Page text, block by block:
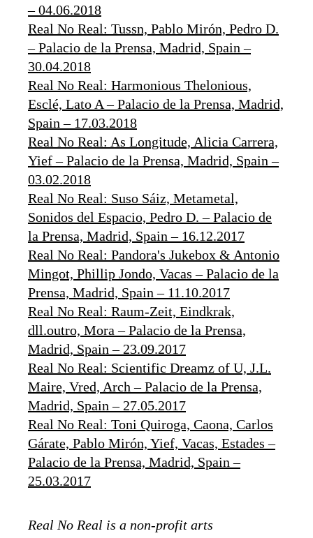
– 04.06.2018
Real No Real: Tussn, Pablo Mirón, Pedro D.
– Palacio de la Prensa, Madrid, Spain –
30.04.2018
Real No Real: Harmonious Thelonious,
Esclé, Lato A – Palacio de la Prensa, Madrid,
Spain – 17.03.2018
Real No Real: As Longitude, Alicia Carrera,
Yief – Palacio de la Prensa, Madrid, Spain –
03.02.2018
Real No Real: Suso Sáiz, Metametal,
Sonidos del Espacio, Pedro D. – Palacio de
la Prensa, Madrid, Spain – 16.12.2017
Real No Real: Pandora's Jukebox & Antonio
Mingot, Phillip Jondo, Vacas – Palacio de la
Prensa, Madrid, Spain – 11.10.2017
Real No Real: Raum-Zeit, Eindkrak,
dll.outro, Mora – Palacio de la Prensa,
Madrid, Spain – 23.09.2017
Real No Real: Scientific Dreamz of U, J.L.
Maire, Vred, Arch – Palacio de la Prensa,
Madrid, Spain – 27.05.2017
Real No Real: Toni Quiroga, Caona, Carlos
Gárate, Pablo Mirón, Yief, Vacas, Estades –
Palacio de la Prensa, Madrid, Spain –
25.03.2017
Real No Real is a non-profit arts